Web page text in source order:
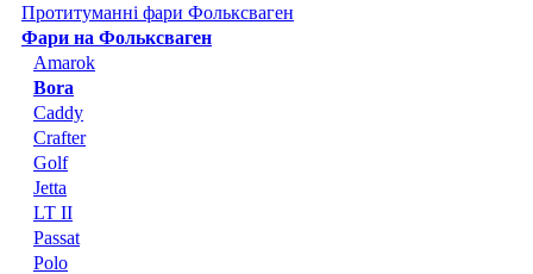
Протитуманні фари Фольксваген
Фари на Фольксваген
Amarok
Bora
Caddy
Crafter
Golf
Jetta
LT II
Passat
Polo